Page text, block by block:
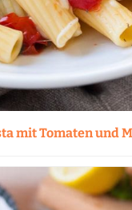
mit Tomaten und